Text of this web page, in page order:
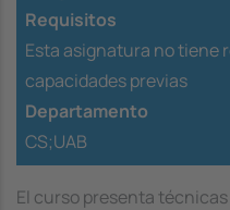
Requisitos
Esta asignatura no tiene
capacidades previas
Departamento
CS;UAB
El curso presenta